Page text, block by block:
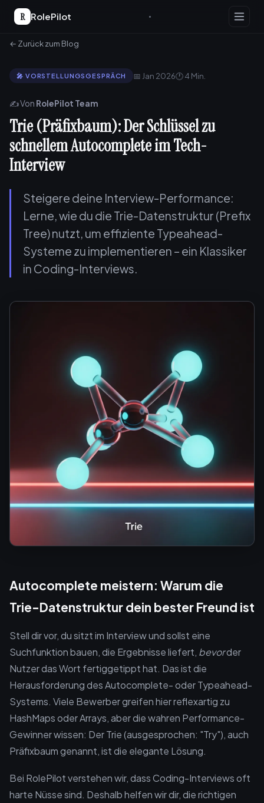
R RolePilot
← Zurück zum Blog
🎤 VORSTELLUNGSGESPRÄCH 📅 Jan 2026🕐 4 Min.
✍️ Von RolePilot Team
Trie (Präfixbaum): Der Schlüssel zu
schnellem Autocomplete im Tech-
Interview
Steigere deine Interview-Performance:
Lerne, wie du die Trie-Datenstruktur (Prefix
Tree) nutzt, um effiziente Typeahead-
Systeme zu implementieren – ein Klassiker
in Coding-Interviews.
Autocomplete meistern: Warum die
Trie-Datenstruktur dein bester Freund ist
Stell dir vor, du sitzt im Interview und sollst eine
Suchfunktion bauen, die Ergebnisse liefert, bevorder
Nutzer das Wort fertiggetippt hat. Das ist die
Herausforderung des Autocomplete- oder Typeahead-
Systems. Viele Bewerber greifen hier reflexartig zu
HashMaps oder Arrays, aber die wahren Performance-
Gewinner wissen: Der Trie (ausgesprochen: "Try"), auch
Präfixbaum genannt, ist die elegante Lösung.
Bei RolePilot verstehen wir, dass Coding-Interviews oft
harte Nüsse sind. Deshalb helfen wir dir, die richtigen